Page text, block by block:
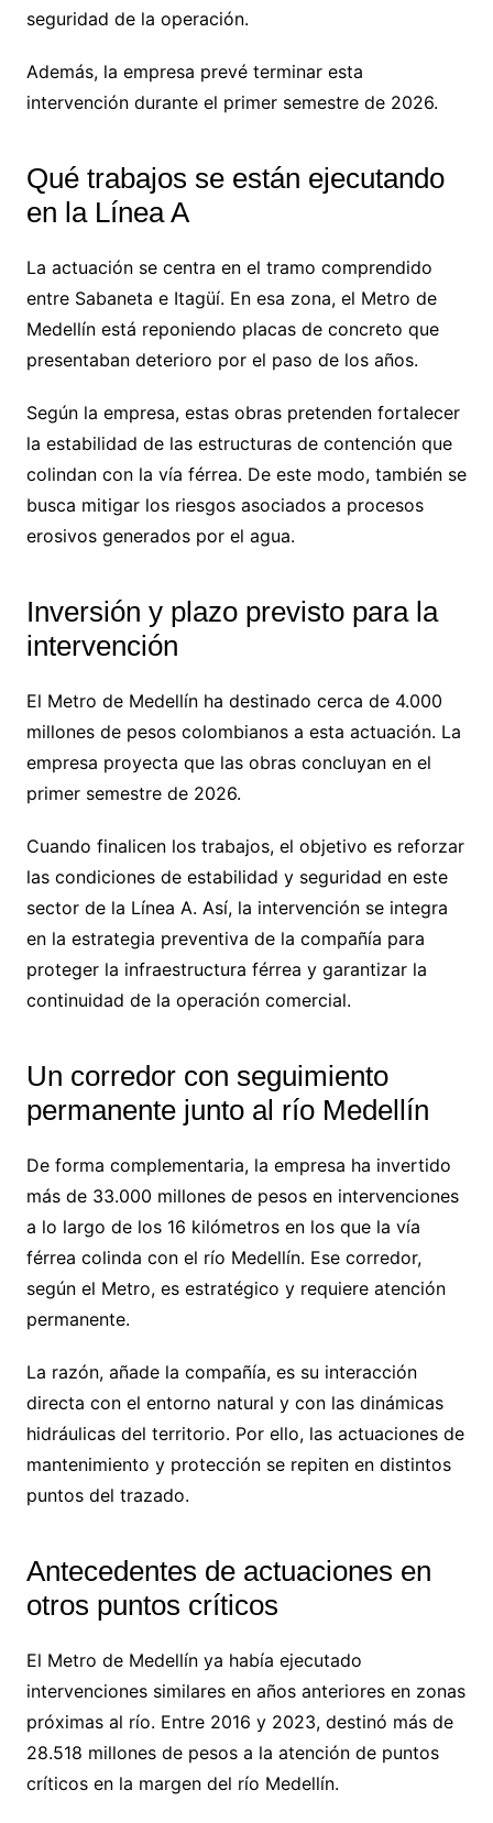
seguridad de la operación.
Además, la empresa prevé terminar esta
intervención durante el primer semestre de 2026.
Qué trabajos se están ejecutando
en la Línea A
La actuación se centra en el tramo comprendido
entre Sabaneta e Itagüí. En esa zona, el Metro de
Medellín está reponiendo placas de concreto que
presentaban deterioro por el paso de los años.
Según la empresa, estas obras pretenden fortalecer
la estabilidad de las estructuras de contención que
colindan con la vía férrea. De este modo, también se
busca mitigar los riesgos asociados a procesos
erosivos generados por el agua.
Inversión y plazo previsto para la
intervención
El Metro de Medellín ha destinado cerca de 4.000
millones de pesos colombianos a esta actuación. La
empresa proyecta que las obras concluyan en el
primer semestre de 2026.
Cuando finalicen los trabajos, el objetivo es reforzar
las condiciones de estabilidad y seguridad en este
sector de la Línea A. Así, la intervención se integra
en la estrategia preventiva de la compañía para
proteger la infraestructura férrea y garantizar la
continuidad de la operación comercial.
Un corredor con seguimiento
permanente junto al río Medellín
De forma complementaria, la empresa ha invertido
más de 33.000 millones de pesos en intervenciones
a lo largo de los 16 kilómetros en los que la vía
férrea colinda con el río Medellín. Ese corredor,
según el Metro, es estratégico y requiere atención
permanente.
La razón, añade la compañía, es su interacción
directa con el entorno natural y con las dinámicas
hidráulicas del territorio. Por ello, las actuaciones de
mantenimiento y protección se repiten en distintos
puntos del trazado.
Antecedentes de actuaciones en
otros puntos críticos
El Metro de Medellín ya había ejecutado
intervenciones similares en años anteriores en zonas
próximas al río. Entre 2016 y 2023, destinó más de
28.518 millones de pesos a la atención de puntos
críticos en la margen del río Medellín.